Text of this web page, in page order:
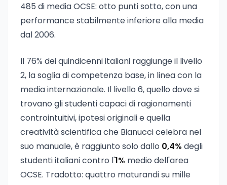
485 di media OCSE: otto punti sotto, con una
performance stabilmente inferiore alla media
dal 2006.
Il 76% dei quindicenni italiani raggiunge il livello
2, la soglia di competenza base, in linea con la
media internazionale. Il livello 6, quello dove si
trovano gli studenti capaci di ragionamenti
controintuitivi, ipotesi originali e quella
creatività scientifica che Bianucci celebra nel
suo manuale, è raggiunto solo dallo 0,4% degli
studenti italiani contro l'1% medio dell'area
OCSE. Tradotto: quattro maturandi su mille